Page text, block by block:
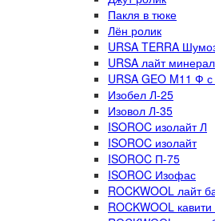
Пакля в тюке
Лён ролик
URSA TERRA
URSA лайт
URSA GEO M11 Ф
Изобел Л-25
Изовол Л-35
ISOROC изолайт Л
ISOROC изолайт
ISOROC П-75
ISOROC Изофас
ROCKWOOL лайт
ROCKWOOL кавити